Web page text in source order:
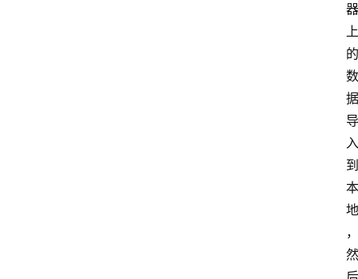
器
上
的
数
据
导
入
到
本
地
，
然